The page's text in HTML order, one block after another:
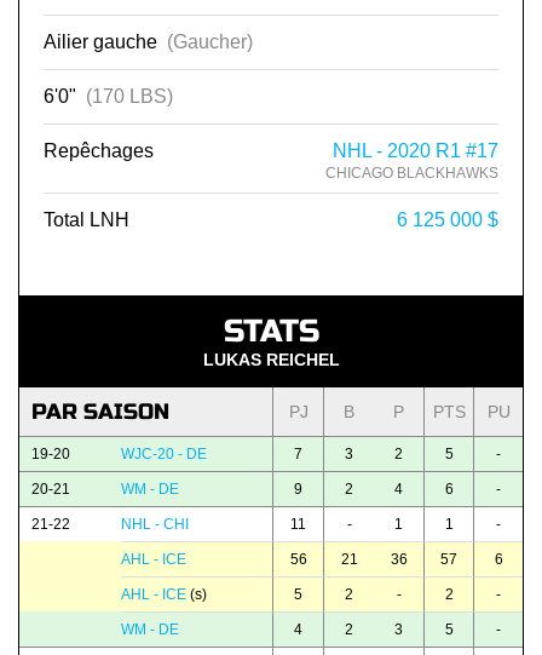
Ailier gauche (Gaucher)
6'0" (170 LBS)
Repêchages NHL - 2020 R1 #17
CHICAGO BLACKHAWKS
Total LNH 6 125 000 $
STATS
LUKAS REICHEL
PAR SAISON PJ B P PTS PU
19-20 WJC-20 - DE 7 3 2 5 -
20-21 WM - DE 9 2 4 6 -
21-22 NHL - CHI 11 - 1 1 -
AHL - ICE 56 21 36 57 6
AHL - ICE (s) 5 2 - 2 -
WM - DE 4 2 3 5 -